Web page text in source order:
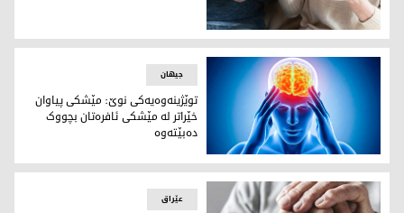
توێژینەوەیەکی زانکۆی هارڤارد: کافایین مێشک لە سستبوون و
توێژینەوەیەکی نوێ: مێشکی پیاوان خێراتر لە مێشکی
جیهان
توێژینەوەیەکی نوێ: مێشکی پیاوان
خێراتر لە مێشکی ئافرەتان بچووک
دەبێتەوە
عێراق